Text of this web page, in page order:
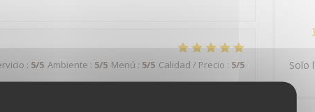
: 5/5 Ambiente : 5/5 Menú : 5/5 Calidad / Precio : 5/5
Solo